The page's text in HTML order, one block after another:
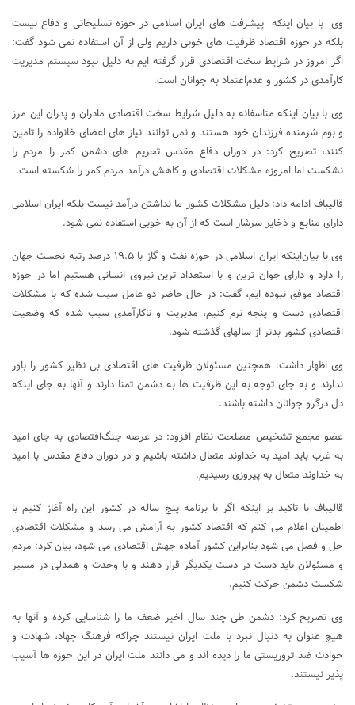
وی با بیان اینکه پیشرفت های ایران اسلامی در حوزه تسلیحاتی و دفاع نیست
بلکه در حوزه اقتصاد ظرفیت های خوبی داریم ولی از آن استفاده نمی شود‌ گفت:
اگر امروز در شرایط سخت اقتصادی قرار گرفته ایم به دلیل نبود سیستم مدیریت
کارآمدی در کشور و عدم‌اعتماد به جوانان است.
وی با بیان اینکه متاسفانه به دلیل شرایط سخت اقتصادی مادران و پدران این مرز
و بوم شرمنده فرزندان خود هستند و نمی توانند نیاز های اعضای خانواده را تامین
کنند، تصریح کرد: در دوران دفاع مقدس تحریم های دشمن کمر را مردم را
نشکست اما امروزه مشکلات اقتصادی و کاهش درآمد مردم کمر را شکسته است.
قالیباف ادامه داد: دلیل مشکلات کشور ما نداشتن درآمد نیست بلکه ایران اسلامی
دارای منابع و ذخایر سرشار است که از آن به خوبی استفاده نمی شود.
وی با بیان‌اینکه ایران اسلامی در حوزه نفت و گاز با ۱۹.۵ درصد رتبه نخست جهان
را دارد و دارای جوان ترین و با استعداد ترین نیروی انسانی هستیم اما در حوزه
اقتصاد موفق نبوده ایم، گفت: در حال حاضر دو عامل سبب شده که با مشکلات
اقتصادی دست و پنجه نرم کنیم، مدیریت و ناکارآمدی سبب شده که وضعیت
اقتصادی کشور بدتر از سالهای گذشته شود.
وی اظهار داشت: همچنین مسئولان ظرفیت های اقتصادی بی نظیر کشور را باور
ندارند و به جای توجه به این ظرفیت ها به دشمن تمنا دارند و آنها به جای اینکه
دل درگرو جوانان داشته باشند.
عضو مجمع تشخیص مصلحت نظام افزود: در عرصه جنگ‌اقتصادی به جای امید
به غرب باید امید به خداوند متعال داشته باشیم و در دوران دفاع مقدس با امید
به خداوند متعال به پیروزی رسیدیم.
قالیباف با تاکید بر اینکه اگر با برنامه پنج ساله در کشور این راه آغاز کنیم با
اطمینان اعلام می کنم که اقتصاد کشور به آرامش می رسد و مشکلات اقتصادی
حل و فصل می شود بنابراین کشور آماده جهش اقتصادی می شود، بیان کرد: مردم
و مسئولان باید دست در دست یکدیگر قرار دهند و با وحدت و همدلی در مسیر
شکست دشمن حرکت کنیم.
وی تصریح کرد: دشمن طی چند سال اخیر ضعف ما را شناسایی کرده و آنها به
هیچ عنوان به دنبال نبرد با ملت ایران نیستند چراکه فرهنگ جهاد، شهادت و
حوادث ضد تروریستی ما را دیده اند و می دانند ملت ایران در این حوزه ها آسیب
پذیر نیستند.